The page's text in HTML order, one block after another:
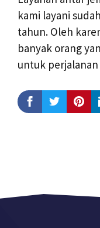
kami layani
tahun. Oleh
banyak orang
untuk